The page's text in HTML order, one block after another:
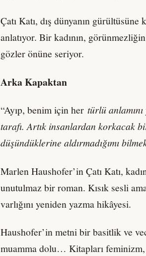
Çatı Katı, dış dünyanın
anlatıyor. Bir kadının,
gözler önüne seriyor.
Arka Kapaktan
“Ayıp, benim için her türlü
tarafı. Artık insanlardan korkacak
düşündüklerine aldırmadığımı
Marlen Haushofer’in Çatı Katı,
unutulmaz bir roman. Kısık sesli
varlığını yeniden yazma hikâyesi.
Haushofer’in metni bir basitlik ve
muamma dolu… Kitapları